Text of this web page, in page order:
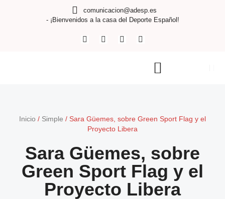
comunicacion@adesp.es
- ¡Bienvenidos a la casa del Deporte Español!
Inicio / Simple / Sara Güemes, sobre Green Sport Flag y el
Proyecto Libera
Sara Güemes, sobre
Green Sport Flag y el
Proyecto Libera